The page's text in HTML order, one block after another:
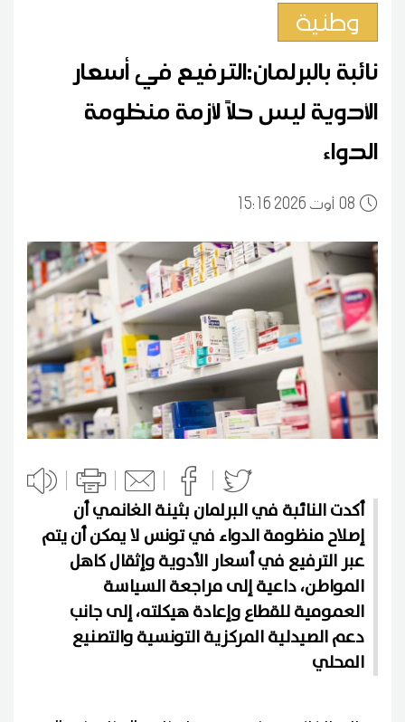
وطنية
نائبة بالبرلمان:الترفيع في أسعار
الأدوية ليس حلاً لأزمة منظومة
الدواء
0815:16 2026 أوت
أكدت النائبة في البرلمان بثينة الغانمي أن
إصلاح منظومة الدواء في تونس لا يمكن أن يتم
عبر الترفيع في أسعار الأدوية وإثقال كاهل
المواطن، داعية إلى مراجعة السياسة
العمومية للقطاع وإعادة هيكلته، إلى جانب
دعم الصيدلية المركزية التونسية والتصنيع
المحلي